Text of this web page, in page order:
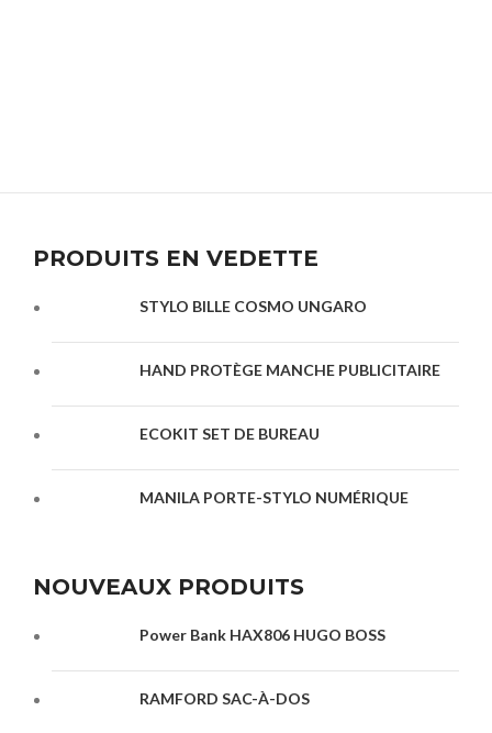
PRODUITS EN VEDETTE
STYLO BILLE COSMO UNGARO
HAND PROTÈGE MANCHE PUBLICITAIRE
ECOKIT SET DE BUREAU
MANILA PORTE-STYLO NUMÉRIQUE
NOUVEAUX PRODUITS
Power Bank HAX806 HUGO BOSS
RAMFORD SAC-À-DOS